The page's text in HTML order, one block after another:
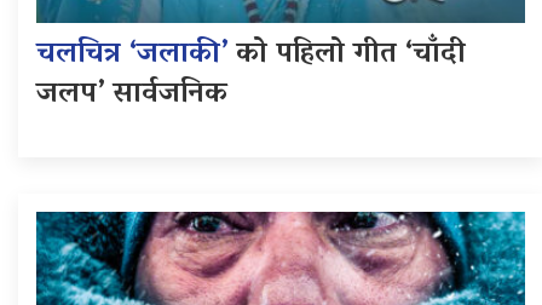
चलचित्र ‘जलाकी’को पहिलो गीत ‘चाँदी
जलप’ सार्वजनिक